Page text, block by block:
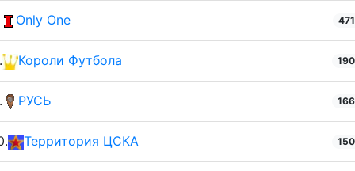
Only One 471
Короли Футбола 190
РУСЬ 166
Территория ЦСКА 150